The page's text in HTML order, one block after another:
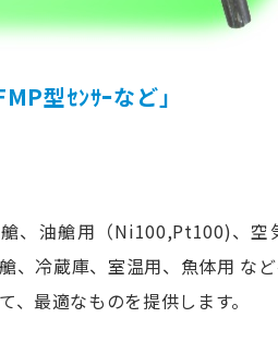
型ｾﾝｻｰなど」
、油艙用（Ni100,Pt100)、空
、冷蔵庫、室温用、魚体用 な
、最適なものを提供します。